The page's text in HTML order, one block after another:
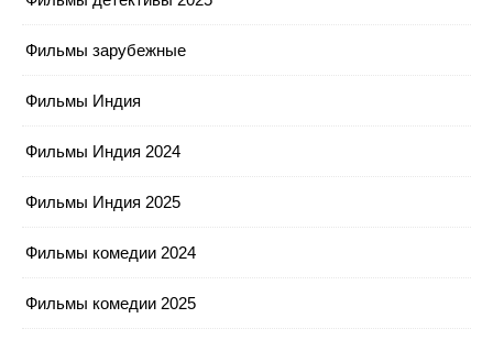
Фильмы зарубежные
Фильмы Индия
Фильмы Индия 2024
Фильмы Индия 2025
Фильмы комедии 2024
Фильмы комедии 2025